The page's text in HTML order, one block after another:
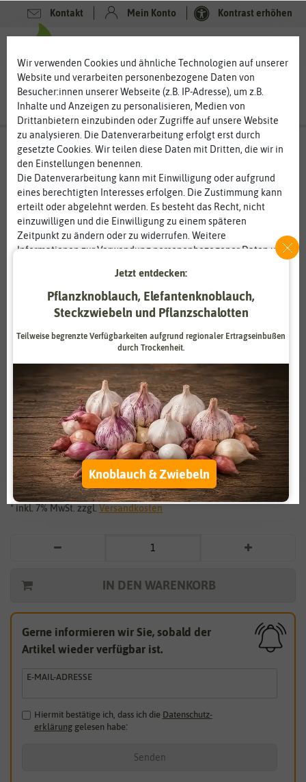
Kontakt Mein Konto Kontrast erhöhen
Vergrößern durch berühren
Blumenkohl Erfurt
1,69 €
*
* inkl. 7% MwSt. zzgl.Versandkosten
IN DEN WARENKORB
Gerne informieren wir Sie, sobald der
Artikel wieder verfügbar ist.
E-MAIL-ADRESSE
Hiermit bestätige ich, dass ich die Daten­schutz­
erklärunggelesen habe.*
Senden
Wir verwenden Cookies und ähnliche Technologien auf unserer
Website und verarbeiten personenbezogene Daten von
Besucher:innen unserer Webseite (z.B. IP-Adresse), um z.B.
Inhalte und Anzeigen zu personalisieren, Medien von
Drittanbietern einzubinden oder Zugriffe auf unsere Website
zu analysieren. Die Datenverarbeitung erfolgt erst durch
gesetzte Cookies. Wir teilen diese Daten mit Dritten, die wir in
den Einstellungen benennen.
Die Datenverarbeitung kann mit Einwilligung oder aufgrund
eines berechtigten Interesses erfolgen. Die Zustimmung kann
erteilt oder abgelehnt werden. Es besteht das Recht, nicht
einzuwilligen und die Einwilligung zu einem späteren
Zeitpunkt zu ändern oder zu widerrufen. Weitere
Informationen zur Verwendung personenbezogener Daten und
Essenziell Statistik
Funktional
Weitere Einstellungen
Alle akzeptieren
Alle ablehnen
Auswahl akzeptieren
Jetzt entdecken:
Pflanzknoblauch, Elefantenknoblauch,
Steckzwiebeln und Pflanzschalotten
Teilweise begrenzte Verfügbarkeiten aufgrund regionaler Ertragseinbußen
durch Trockenheit.
Knoblauch & Zwiebeln